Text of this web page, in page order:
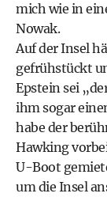
mich wie in
Nowak.
Auf der Insel
gefrühstückt
Epstein sei
ihm sogar
habe der
Hawking
U-Boot
um die Insel